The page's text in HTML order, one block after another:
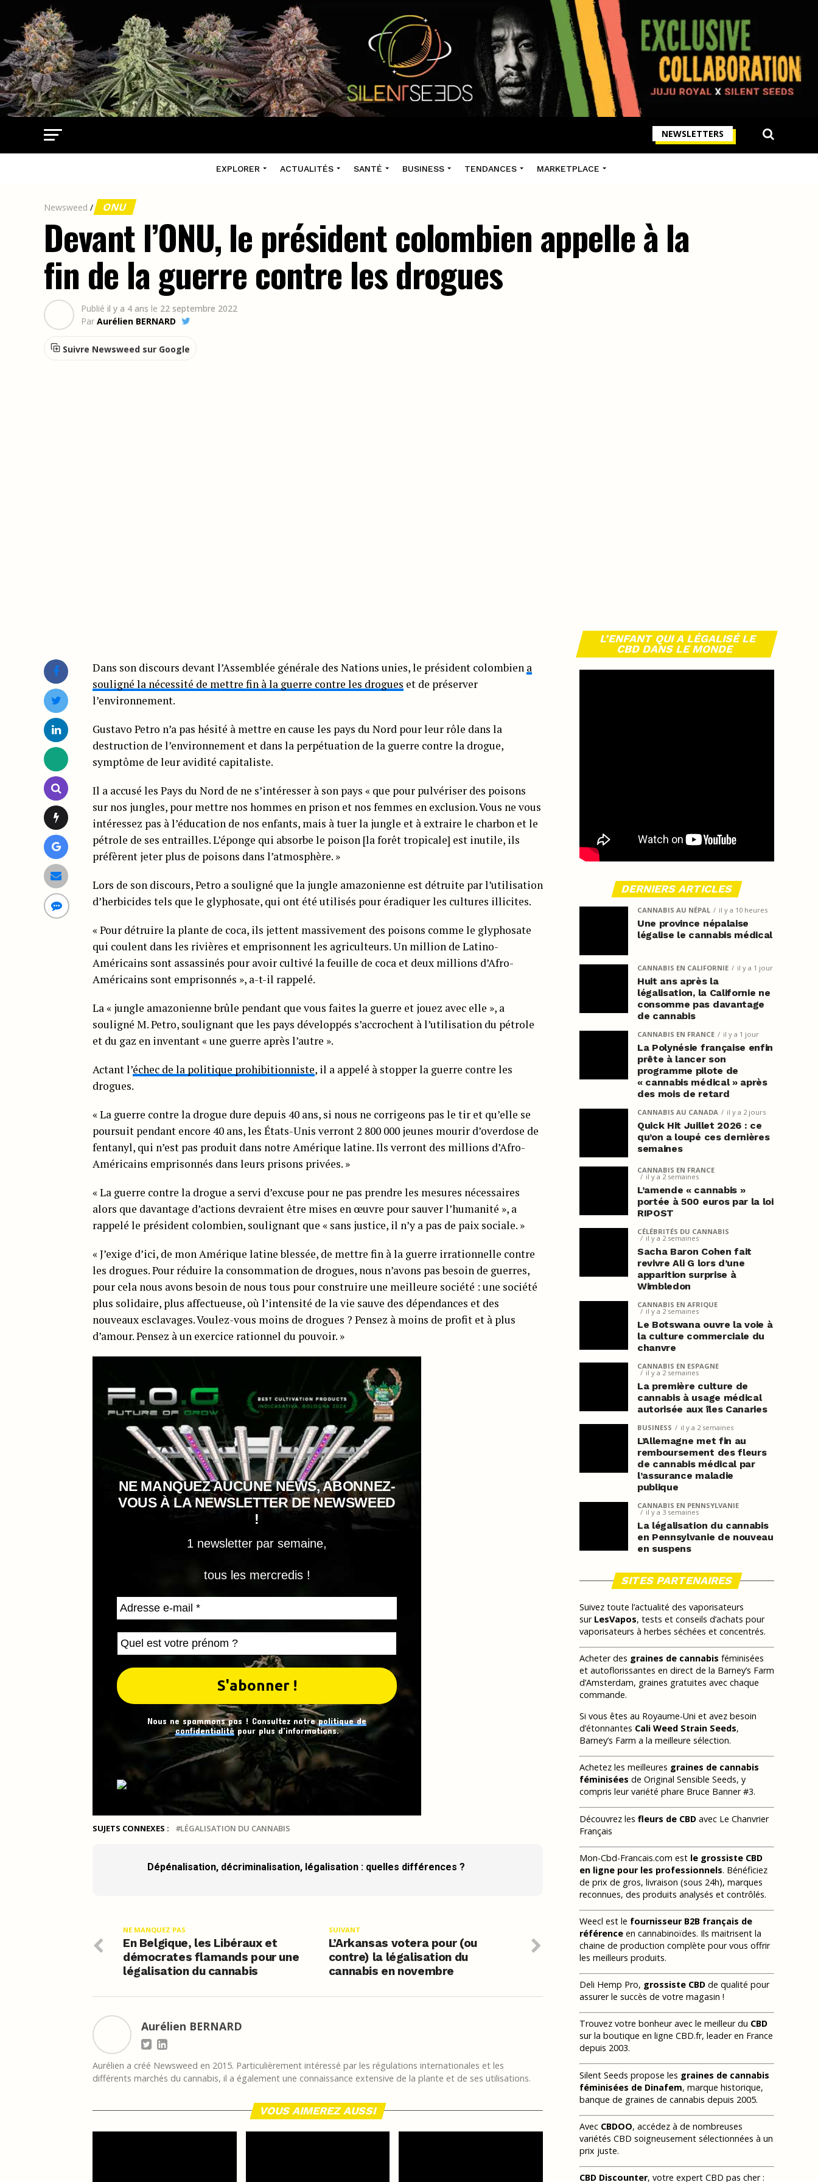
NEWSLETTERS
EXPLORER ACTUALITÉS SANTÉ BUSINESS TENDANCES MARKETPLACE
Newsweed / ONU
Devant l’ONU, le président colombien appelle à la
fin de la guerre contre les drogues
Publié il y a 4 ans le 22 septembre 2022
Par Aurélien BERNARD
Suivre Newsweed sur Google
Dans son discours devant l’Assemblée générale des Nations unies, le président colombien a
souligné la nécessité de mettre fin à la guerre contre les drogues et de préserver
l’environnement.
Gustavo Petro n’a pas hésité à mettre en cause les pays du Nord pour leur rôle dans la
destruction de l’environnement et dans la perpétuation de la guerre contre la drogue,
symptôme de leur avidité capitaliste.
Il a accusé les Pays du Nord de ne s’intéresser à son pays « que pour pulvériser des poisons
sur nos jungles, pour mettre nos hommes en prison et nos femmes en exclusion. Vous ne vous
intéressez pas à l’éducation de nos enfants, mais à tuer la jungle et à extraire le charbon et le
pétrole de ses entrailles. L’éponge qui absorbe le poison [la forêt tropicale] est inutile, ils
préfèrent jeter plus de poisons dans l’atmosphère. »
Lors de son discours, Petro a souligné que la jungle amazonienne est détruite par l’utilisation
d’herbicides tels que le glyphosate, qui ont été utilisés pour éradiquer les cultures illicites.
« Pour détruire la plante de coca, ils jettent massivement des poisons comme le glyphosate
qui coulent dans les rivières et emprisonnent les agriculteurs. Un million de Latino-
Américains sont assassinés pour avoir cultivé la feuille de coca et deux millions d’Afro-
Américains sont emprisonnés », a-t-il rappelé.
La « jungle amazonienne brûle pendant que vous faites la guerre et jouez avec elle », a
souligné M. Petro, soulignant que les pays développés s’accrochent à l’utilisation du pétrole
et du gaz en inventant « une guerre après l’autre ».
Actant l’échec de la politique prohibitionniste, il a appelé à stopper la guerre contre les
drogues.
« La guerre contre la drogue dure depuis 40 ans, si nous ne corrigeons pas le tir et qu’elle se
poursuit pendant encore 40 ans, les États-Unis verront 2 800 000 jeunes mourir d’overdose de
fentanyl, qui n’est pas produit dans notre Amérique latine. Ils verront des millions d’Afro-
Américains emprisonnés dans leurs prisons privées. »
« La guerre contre la drogue a servi d’excuse pour ne pas prendre les mesures nécessaires
alors que davantage d’actions devraient être mises en œuvre pour sauver l’humanité », a
rappelé le président colombien, soulignant que « sans justice, il n’y a pas de paix sociale. »
« J’exige d’ici, de mon Amérique latine blessée, de mettre fin à la guerre irrationnelle contre
les drogues. Pour réduire la consommation de drogues, nous n’avons pas besoin de guerres,
pour cela nous avons besoin de nous tous pour construire une meilleure société : une société
plus solidaire, plus affectueuse, où l’intensité de la vie sauve des dépendances et des
nouveaux esclavages. Voulez-vous moins de drogues ? Pensez à moins de profit et à plus
d’amour. Pensez à un exercice rationnel du pouvoir. »
NE MANQUEZ AUCUNE NEWS, ABONNEZ-
VOUS À LA NEWSLETTER DE NEWSWEED
!
1 newsletter par semaine,
tous les mercredis !
Nous ne spammons pas ! Consultez notrepolitique de
confidentialitépour plus d’informations.
SUJETS CONNEXES : LÉGALISATION DU CANNABIS
Dépénalisation, décriminalisation, légalisation : quelles différences ?
SUIVANT
L’Arkansas votera pour (ou
contre) la légalisation du
cannabis en novembre
NE MANQUEZ PAS
En Belgique, les Libéraux et
démocrates flamands pour une
légalisation du cannabis
Aurélien BERNARD
Aurélien a créé Newsweed en 2015. Particulièrement intéressé par les régulations internationales et les
différents marchés du cannabis, il a également une connaissance extensive de la plante et de ses utilisations.
VOUS AIMEREZ AUSSI
L’ENFANT QUI A LÉGALISÉ LE
CBD DANS LE MONDE
DERNIERS ARTICLES
CANNABIS AU NÉPAL il y a 10 heures
Une province népalaise
légalise le cannabis médical
CANNABIS EN CALIFORNIE il y a 1 jour
Huit ans après la
légalisation, la Californie ne
consomme pas davantage
de cannabis
CANNABIS EN FRANCE il y a 1 jour
La Polynésie française enfin
prête à lancer son
programme pilote de
« cannabis médical » après
des mois de retard
CANNABIS AU CANADA il y a 2 jours
Quick Hit Juillet 2026 : ce
qu’on a loupé ces dernières
semaines
CANNABIS EN FRANCE
il y a 2 semaines
L’amende « cannabis »
portée à 500 euros par la loi
RIPOST
CÉLÉBRITÉS DU CANNABIS
il y a 2 semaines
Sacha Baron Cohen fait
revivre Ali G lors d’une
apparition surprise à
Wimbledon
CANNABIS EN AFRIQUE
il y a 2 semaines
Le Botswana ouvre la voie à
la culture commerciale du
chanvre
CANNABIS EN ESPAGNE
il y a 2 semaines
La première culture de
cannabis à usage médical
autorisée aux îles Canaries
BUSINESS il y a 2 semaines
L’Allemagne met fin au
remboursement des fleurs
de cannabis médical par
l’assurance maladie
publique
CANNABIS EN PENNSYLVANIE
il y a 3 semaines
La légalisation du cannabis
en Pennsylvanie de nouveau
en suspens
SITES PARTENAIRES
Suivez toute l’actualité des vaporisateurs
sur LesVapos, tests et conseils d’achats pour
vaporisateurs à herbes séchées et concentrés.
Acheter des graines de cannabis féminisées
et autoflorissantes en direct de la Barney’s Farm
d’Amsterdam, graines gratuites avec chaque
commande.
Si vous êtes au Royaume-Uni et avez besoin
d’étonnantes Cali Weed Strain Seeds,
Barney’s Farm a la meilleure sélection.
Achetez les meilleures graines de cannabis
féminisées de Original Sensible Seeds, y
compris leur variété phare Bruce Banner #3.
Découvrez les fleurs de CBD avec Le Chanvrier
Français
Mon-Cbd-Francais.com est le grossiste CBD
en ligne pour les professionnels. Bénéficiez
de prix de gros, livraison (sous 24h), marques
reconnues, des produits analysés et contrôlés.
Weecl est le fournisseur B2B français de
référence en cannabinoïdes. Ils maitrisent la
chaine de production complète pour vous offrir
les meilleurs produits.
Deli Hemp Pro, grossiste CBD de qualité pour
assurer le succès de votre magasin !
Trouvez votre bonheur avec le meilleur du CBD
sur la boutique en ligne CBD.fr, leader en France
depuis 2003.
Silent Seeds propose les graines de cannabis
féminisées de Dinafem, marque historique,
banque de graines de cannabis depuis 2005.
Avec CBDOO, accédez à de nombreuses
variétés CBD soigneusement sélectionnées à un
prix juste.
CBD Discounter, votre expert CBD pas cher :